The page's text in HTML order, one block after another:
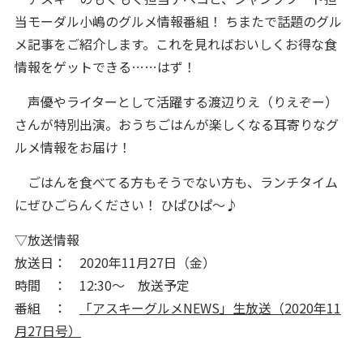
当モーダル小嶋のグルメ情報番組！ ちまたで話題のグル
メ記事をご紹介します。これを見ればおいしくお得な食
情報をゲットできる……はず！
声優やライターとして活躍する渡辺りえ（りえぞー）
さんが特別出演。おうちごはんが楽しくなる耳寄りなグ
ルメ情報をお届け！
ごはんを食べてる方もそうでない方も、ランチタイム
にぜひごらんください！ ひぱひぱ～♪
▽放送情報
放送日： 2020年11月27日（金）
時間 ： 12:30～ 放送予定
番組 ：
「アスキーグルメNEWS」生放送（2020年11
月27日号）